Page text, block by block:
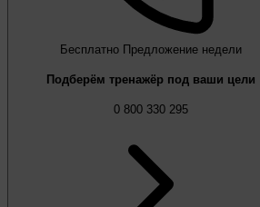
Бесплатно Предложение недели
Подберём тренажёр под ваши цели
0 800 330 295